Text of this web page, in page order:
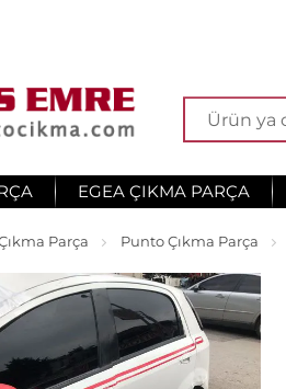
EGEA ÇIKMA PARÇA
Parça Punto Çıkma Parça